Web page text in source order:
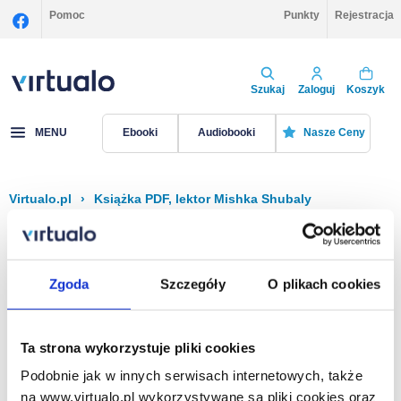
Zgoda Szczegóły O plikach cookies
Ta strona wykorzystuje pliki cookies
Podobnie jak w innych serwisach internetowych, także
na www.virtualo.pl wykorzystywane są pliki cookies oraz
Pomoc Punkty Rejestracja
Szukaj Zaloguj Koszyk
MENU Ebooki Audiobooki Nasze Ceny
Virtualo.pl › Książka PDF, lektor Mishka Shubaly
Filtruj Sortuj
Na stronie